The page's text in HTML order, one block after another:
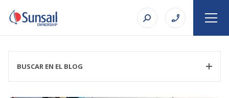
BUSCAR EN EL BLOG